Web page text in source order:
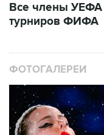
Все члены УЕФА
турниров ФИФА
ФОТОГАЛЕРЕИ